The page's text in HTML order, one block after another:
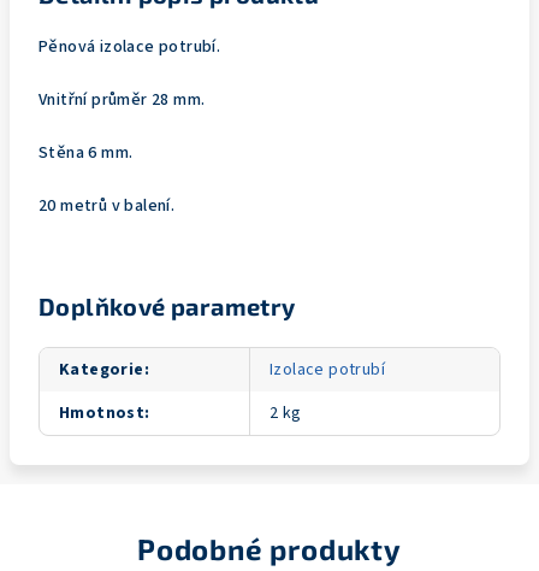
Pěnová izolace potrubí.
Vnitřní průměr 28 mm.
Stěna 6 mm.
20 metrů v balení.
Doplňkové parametry
Kategorie:
Izolace potrubí
Hmotnost: 2 kg
Podobné produkty